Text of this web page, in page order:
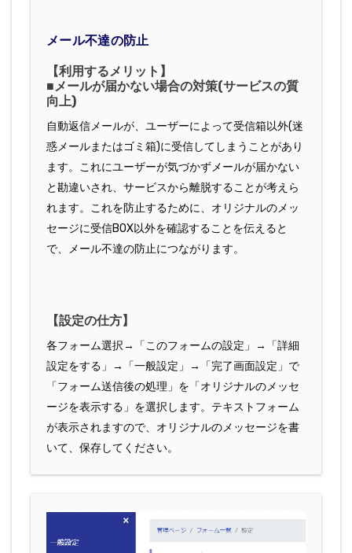
メール不達の防止
【利用するメリット】
■メールが届かない場合の対策(サービスの質
向上)
自動返信メールが、ユーザーによって受信箱以外(迷
惑メールまたはゴミ箱)に受信してしまうことがあり
ます。これにユーザーが気づかずメールが届かない
と勘違いされ、サービスから離脱することが考えら
れます。これを防止するために、オリジナルのメッ
セージに受信BOX以外を確認することを伝えると
で、メール不達の防止につながります。
【設定の仕方】
各フォーム選択→「このフォームの設定」→「詳細
設定をする」→「一般設定」→「完了画面設定」で
「フォーム送信後の処理」を「オリジナルのメッセ
ージを表示する」を選択します。テキストフォーム
が表示されますので、オリジナルのメッセージを書
いて、保存してください。